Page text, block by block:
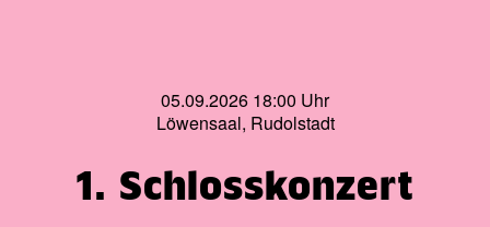
05.09.2026 18:00 Uhr
Löwensaal, Rudolstadt
1. Schlosskonzert